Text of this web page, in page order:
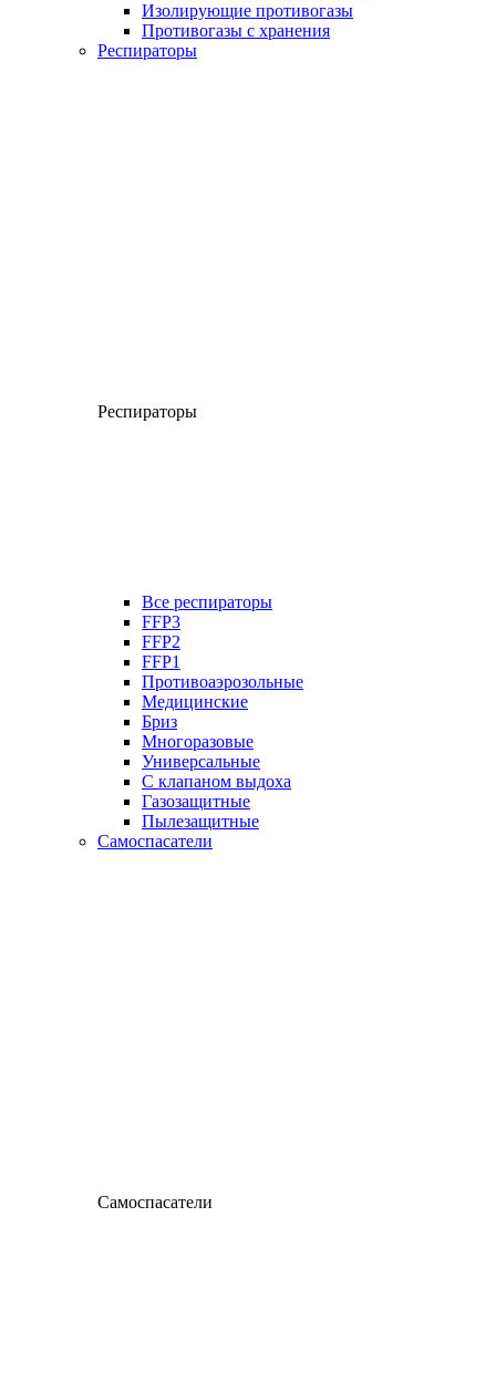
Изолирующие противогазы
Противогазы с хранения
Респираторы
Респираторы
Все респираторы
FFP3
FFP2
FFP1
Противоаэрозольные
Медицинские
Бриз
Многоразовые
Универсальные
С клапаном выдоха
Газозащитные
Пылезащитные
Самоспасатели
Самоспасатели